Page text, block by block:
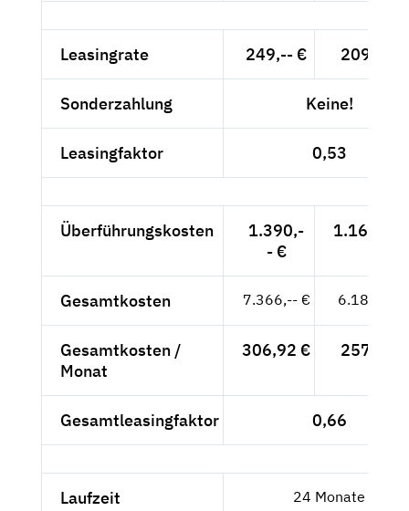
Leasingrate 249,-- € 209,24 €
Sonderzahlung Keine!
Leasingfaktor 0,53
Überführungskosten
1.390,-
- €
1.168,07
Gesamtkosten 7.366,-- € 6.189,92
Gesamtkosten /
Monat
306,92 € 257,91 €
Gesamtleasingfaktor 0,66
Laufzeit 24 Monate